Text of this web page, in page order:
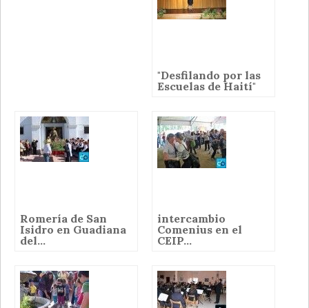
"Desfilando por las
Escuelas de Haití"
Romería de San
Isidro en Guadiana
del...
intercambio
Comenius en el
CEIP...